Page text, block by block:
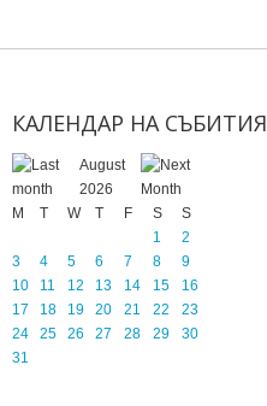
КАЛЕНДАР НА СЪБИТИЯ
August
2026
M
T W T F S
S
1
2
3
4 5 6 7 8
9
10
11 12 13 14 15
16
17
18 19 20 21 22
23
24
25 26 27 28 29
30
31